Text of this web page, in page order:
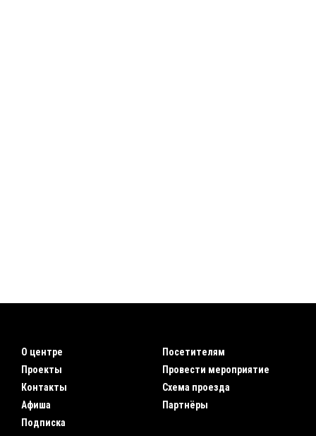
О центре
Проекты
Контакты
Афиша
Подписка
Посетителям
Провести мероприятие
Схема проезда
Партнёры